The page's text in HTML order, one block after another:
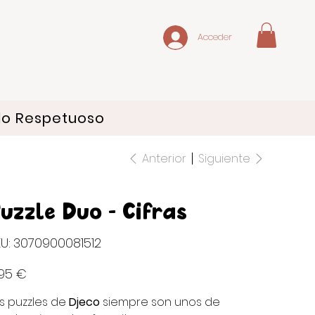
Acceder
Respetuoso
Anterior Siguiente
Duo - Cifras
3070900081512
3070900081512
€
puzzles de Djecosiempre son unos de